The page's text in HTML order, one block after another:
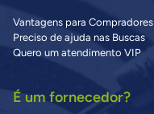
Vantagens para Compradores
Preciso de ajuda nas Buscas
Quero um atendimento VIP
É um fornecedor?